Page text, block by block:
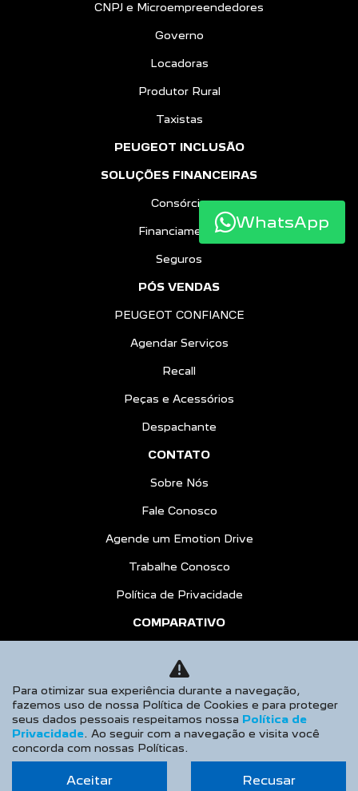
CNPJ e Microempreendedores
Governo
Locadoras
Produtor Rural
Taxistas
PEUGEOT INCLUSÃO
SOLUÇÕES FINANCEIRAS
Consórcio
Financiamento
Seguros
PÓS VENDAS
PEUGEOT CONFIANCE
Agendar Serviços
Recall
Peças e Acessórios
Despachante
CONTATO
Sobre Nós
Fale Conosco
Agende um Emotion Drive
Trabalhe Conosco
Política de Privacidade
COMPARATIVO
AGENDE UM TEST DRIVE
Desacelere. Seu bem maior é a vida.
WhatsApp
Para otimizar sua experiência durante a navegação,
fazemos uso de nossa Política de Cookies e para proteger
seus dados pessoais respeitamos nossa Política de
Privacidade. Ao seguir com a navegação e visita você
concorda com nossas Políticas.
Aceitar Recusar